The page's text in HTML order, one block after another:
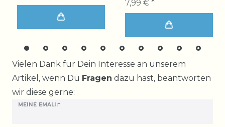
7,99 € *
Vielen Dank für Dein Interesse an unserem
Artikel, wenn Du Fragen dazu hast, beantworten
wir diese gerne:
MEINE EMALI:*
Ceres::Template.mailFormHoneypotLabel